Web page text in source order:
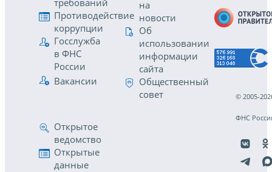
требований
Противодействие
коррупции
Госслужба
в ФНС
России
Вакансии
на
новости
Об
использовании
информации
сайта
Общественный
совет
Открытое
ведомство
Открытые
данные
© 2005-
ФНС